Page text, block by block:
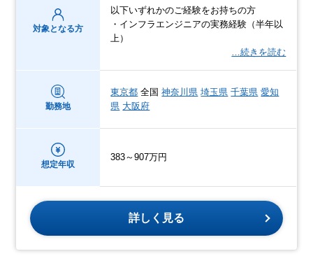
対象となる方
以下いずれかのご経験をお持ちの方
・インフラエンジニアの実務経験（半年以
上）
…続きを読む
勤務地
東京都 全国神奈川県 埼玉県 千葉県 愛知
県 大阪府
想定年収
383～907万円
詳しく見る